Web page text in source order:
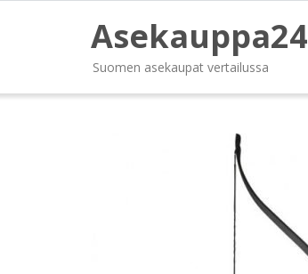
Asekauppa24
Suomen asekaupat vertailussa